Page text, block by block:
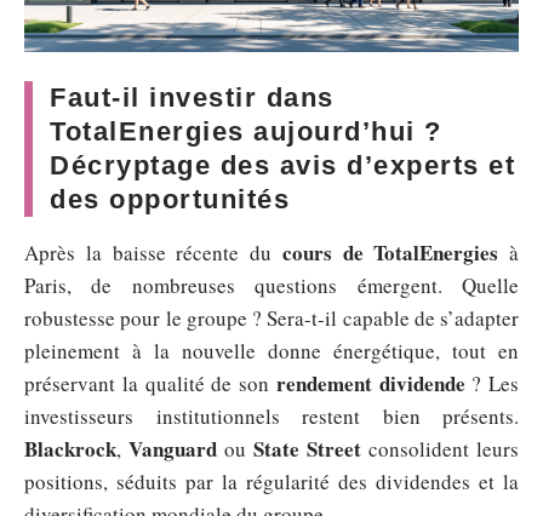
Faut-il investir dans
TotalEnergies aujourd’hui ?
Décryptage des avis d’experts et
des opportunités
Après la baisse récente du cours de TotalEnergies à
Paris, de nombreuses questions émergent. Quelle
robustesse pour le groupe ? Sera-t-il capable de s’adapter
pleinement à la nouvelle donne énergétique, tout en
préservant la qualité de son rendement dividende ? Les
investisseurs institutionnels restent bien présents.
Blackrock, Vanguard ou State Street consolident leurs
positions, séduits par la régularité des dividendes et la